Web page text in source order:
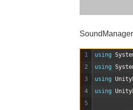
1
2
3
4
5
using
using
using
using